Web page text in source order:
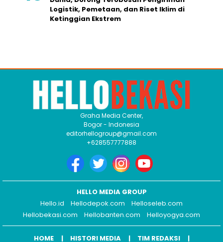
Logistik, Pemetaan, dan Riset Iklim di
Ketinggian Ekstrem
Graha Media Center,
Bogor - Indonesia
editorhellogroup@gmail.com
+628557777888
HELLO MEDIA GROUP
Hello.id
Hellodepok.com
Helloseleb.com
Hellobekasi.com
Hellobanten.com Helloyogya.com
HOME HISTORI MEDIA
TIM REDAKSI